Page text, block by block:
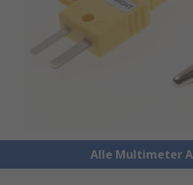
Alle Multimeter